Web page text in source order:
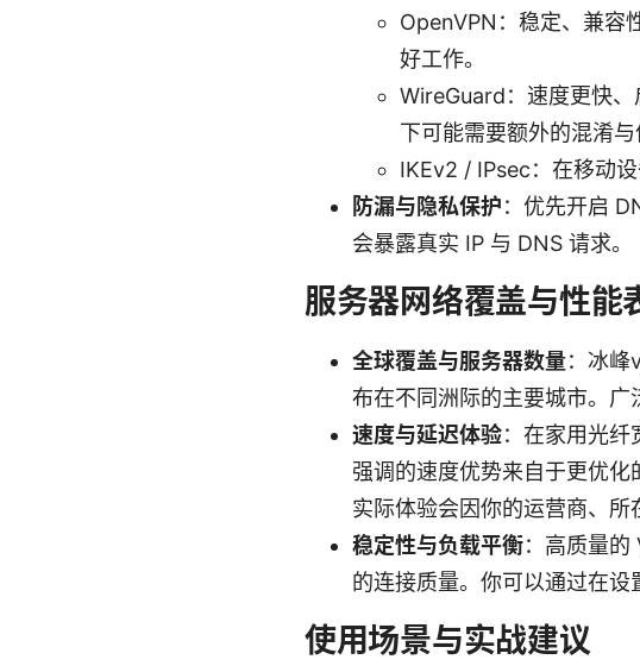
OpenVPN：稳定、兼容
好工作。
WireGuard：速度更快
下可能需要额外的混淆与
IKEv2 / IPsec：在移动
防漏与隐私保护：优先开启
会暴露真实 IP 与 DNS 请求。
服务器网络覆盖与性能
全球覆盖与服务器数量：冰峰
布在不同洲际的主要城市。广
速度与延迟体验：在家用光
强调的速度优势来自于更优化
实际体验会因你的运营商、所
稳定性与负载平衡：高质量的
的连接质量。你可以通过在设
使用场景与实战建议